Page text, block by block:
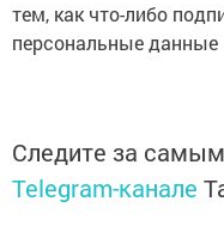
тем, как что-либо
персональные данные
Следите за
Telegram-канале